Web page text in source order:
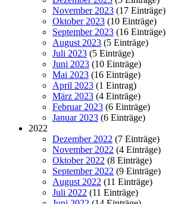
November 2023 (17 Einträge)
Oktober 2023 (10 Einträge)
September 2023 (16 Einträge)
August 2023 (5 Einträge)
Juli 2023 (5 Einträge)
Juni 2023 (10 Einträge)
Mai 2023 (16 Einträge)
April 2023 (1 Eintrag)
März 2023 (4 Einträge)
Februar 2023 (6 Einträge)
Januar 2023 (6 Einträge)
2022
Dezember 2022 (7 Einträge)
November 2022 (4 Einträge)
Oktober 2022 (8 Einträge)
September 2022 (9 Einträge)
August 2022 (11 Einträge)
Juli 2022 (11 Einträge)